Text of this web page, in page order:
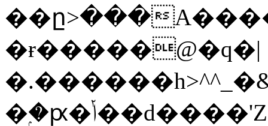
��ը>���
�ɍ�����@�q�|
�ۭ�ԗ�ݳ��d����'Z����>!pQ}